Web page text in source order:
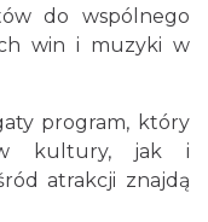
2026-08-16
do wspólnego
win i muzyki w
program, który
kultury, jak i
atrakcji znajdą